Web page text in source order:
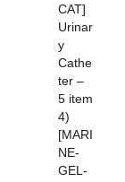
CAT]
Urinar
y
Cathe
ter –
5 item
4)
[MARI
NE-
GEL-